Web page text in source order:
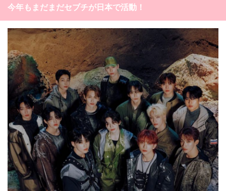
キュレーター一覧
運営会社
利用規約
プライバシーポリシー
お問い合わせ
韓国 オルチャン 韓国コスメ
韓国旅行 韓国ファッション 韓国アイドル
メイク k-pop コスメ
kpop トレンド 韓国メイク
オルチャンメイク twice 人気 アイドル
韓国ドラマ カフェ かわいい
今年もまだまだセブチが日本で活動！